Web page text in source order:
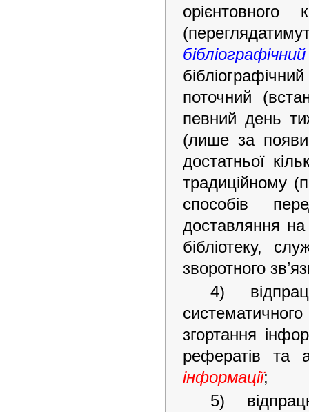
поточний
певний день
(лише за появи
достатньої
традиційному
cпocoбів
доставляння
бібліотеку,
зворотного
4)
згортання
рефератів та
інформації;
5)